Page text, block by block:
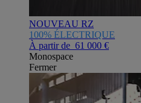
NOUVEAU RZ
100% ÉLECTRIQUE
À partir de 61 000 €
Monospace
Fermer